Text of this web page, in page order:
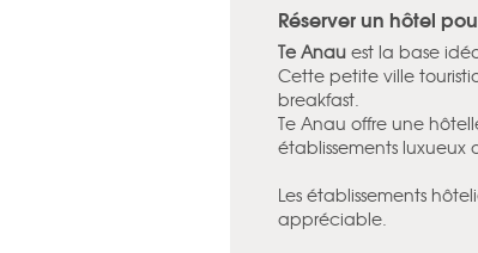
Réserver un hôtel
Te Anau est la base
Cette petite ville
breakfast.
Te Anau offre une
établissements luxueux
Les établissements
appréciable.